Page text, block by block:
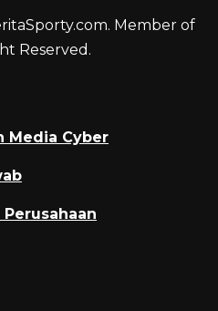
Member of
Reserved.
Media Cyber